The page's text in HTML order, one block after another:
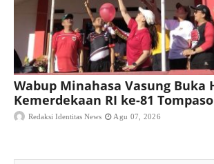
Wabup Minahasa Vasung Buka
Kemerdekaan RI ke-81
Redaksi Identitas News Agu 07, 2026